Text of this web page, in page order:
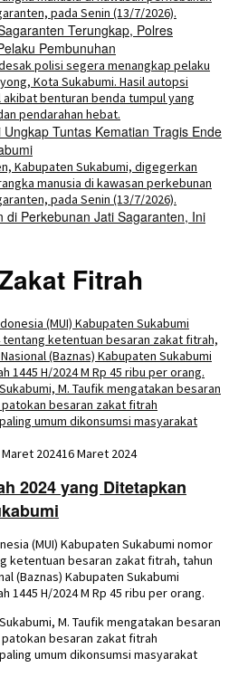
Terungkap, Polres
Pembunuhan
Tuntas Kematian Tragis Ende
di Perkebunan Jati Sagaranten, Ini
Fitrah
202416 Maret 2024
2024 yang Ditetapkan
(MUI) Kabupaten Sukabumi nomor
ketentuan besaran zakat fitrah, tahun
(Baznas) Kabupaten Sukabumi
1445 H/2024 M Rp 45 ribu per orang.
M. Taufik mengatakan besaran
besaran zakat fitrah
umum dikonsumsi masyarakat